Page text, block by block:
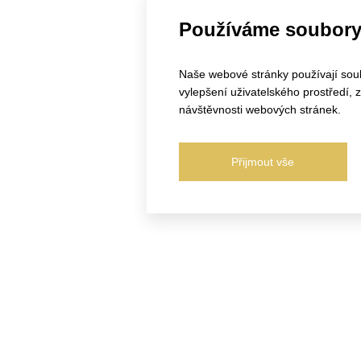
Používáme
Naše webové stránky používají
vylepšení uživatelského prostředí,
návštěvnosti webových stránek.
Přijmout vše